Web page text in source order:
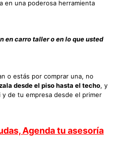
en una poderosa herramienta
en carro taller o en lo que usted
o estás por comprar una, no
desde el piso hasta el techo, y
de tu empresa desde el primer
Agenda tu asesoría